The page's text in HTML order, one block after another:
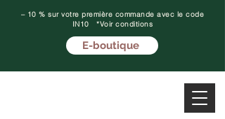
– 10 % sur votre première commande avec le code
IN10 *Voir conditions
E-boutique